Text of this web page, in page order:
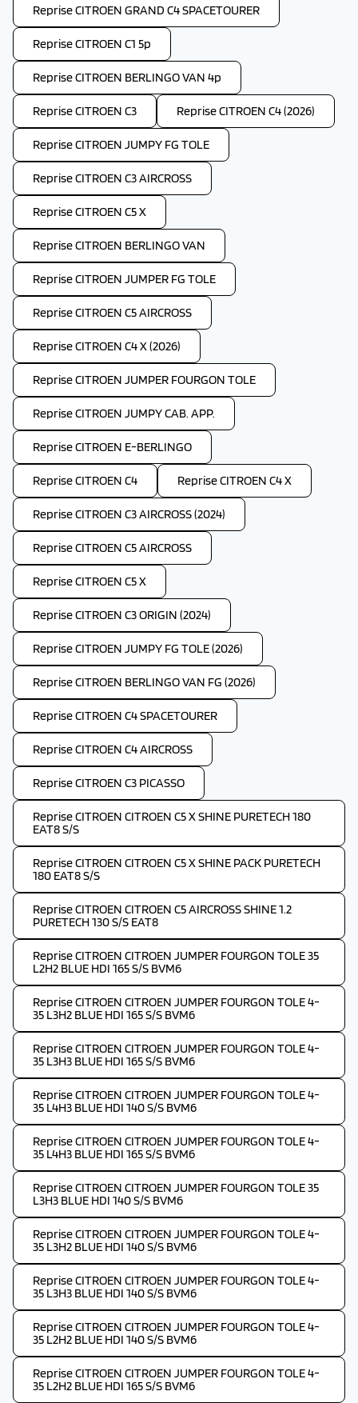
Reprise CITROEN GRAND C4 SPACETOURER
Reprise CITROEN C1 5p
Reprise CITROEN BERLINGO VAN 4p
Reprise CITROEN C3 Reprise CITROEN C4 (2026)
Reprise CITROEN JUMPY FG TOLE
Reprise CITROEN C3 AIRCROSS
Reprise CITROEN C5 X
Reprise CITROEN BERLINGO VAN
Reprise CITROEN JUMPER FG TOLE
Reprise CITROEN C5 AIRCROSS
Reprise CITROEN C4 X (2026)
Reprise CITROEN JUMPER FOURGON TOLE
Reprise CITROEN JUMPY CAB. APP.
Reprise CITROEN E-BERLINGO
Reprise CITROEN C4 Reprise CITROEN C4 X
Reprise CITROEN C3 AIRCROSS (2024)
Reprise CITROEN C5 AIRCROSS
Reprise CITROEN C5 X
Reprise CITROEN C3 ORIGIN (2024)
Reprise CITROEN JUMPY FG TOLE (2026)
Reprise CITROEN BERLINGO VAN FG (2026)
Reprise CITROEN C4 SPACETOURER
Reprise CITROEN C4 AIRCROSS
Reprise CITROEN C3 PICASSO
Reprise CITROEN CITROEN C5 X SHINE PURETECH 180
EAT8 S/S
Reprise CITROEN CITROEN C5 X SHINE PACK PURETECH
180 EAT8 S/S
Reprise CITROEN CITROEN C5 AIRCROSS SHINE 1.2
PURETECH 130 S/S EAT8
Reprise CITROEN CITROEN JUMPER FOURGON TOLE 35
L2H2 BLUE HDI 165 S/S BVM6
Reprise CITROEN CITROEN JUMPER FOURGON TOLE 4-
35 L3H2 BLUE HDI 165 S/S BVM6
Reprise CITROEN CITROEN JUMPER FOURGON TOLE 4-
35 L3H3 BLUE HDI 165 S/S BVM6
Reprise CITROEN CITROEN JUMPER FOURGON TOLE 4-
35 L4H3 BLUE HDI 140 S/S BVM6
Reprise CITROEN CITROEN JUMPER FOURGON TOLE 4-
35 L4H3 BLUE HDI 165 S/S BVM6
Reprise CITROEN CITROEN JUMPER FOURGON TOLE 35
L3H3 BLUE HDI 140 S/S BVM6
Reprise CITROEN CITROEN JUMPER FOURGON TOLE 4-
35 L3H2 BLUE HDI 140 S/S BVM6
Reprise CITROEN CITROEN JUMPER FOURGON TOLE 4-
35 L3H3 BLUE HDI 140 S/S BVM6
Reprise CITROEN CITROEN JUMPER FOURGON TOLE 4-
35 L2H2 BLUE HDI 140 S/S BVM6
Reprise CITROEN CITROEN JUMPER FOURGON TOLE 4-
35 L2H2 BLUE HDI 165 S/S BVM6